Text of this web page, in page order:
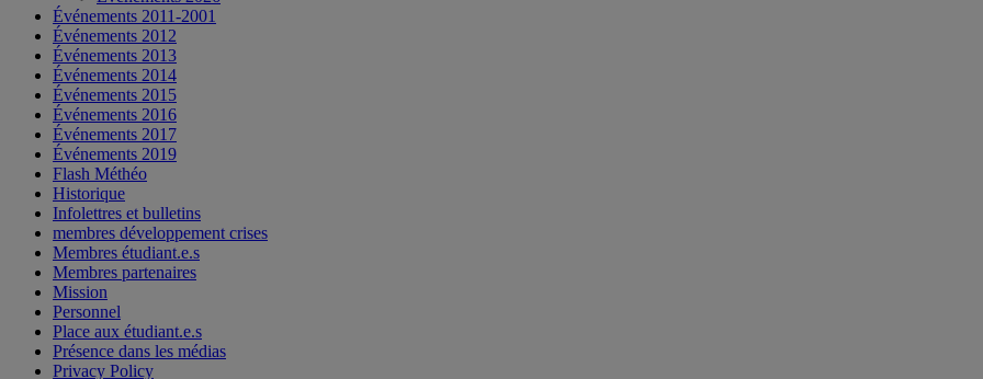
Événements 2011-2001
Événements 2012
Événements 2013
Événements 2014
Événements 2015
Événements 2016
Événements 2017
Événements 2019
Flash Méthéo
Historique
Infolettres et bulletins
membres développement crises
Membres étudiant.e.s
Membres partenaires
Mission
Personnel
Place aux étudiant.e.s
Présence dans les médias
Privacy Policy